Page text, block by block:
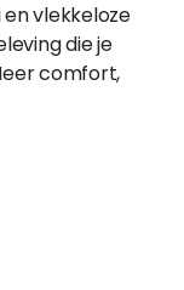
vlekkeloze
die je
comfort,